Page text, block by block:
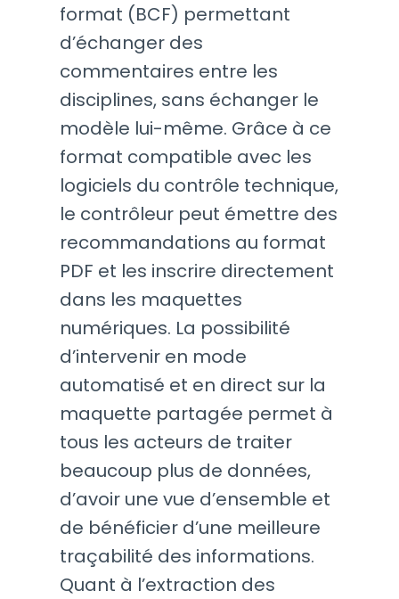
format (BCF) permettant
d’échanger des
commentaires entre les
disciplines, sans échanger le
modèle lui-même. Grâce à ce
format compatible avec les
logiciels du contrôle technique,
le contrôleur peut émettre des
recommandations au format
PDF et les inscrire directement
dans les maquettes
numériques. La possibilité
d’intervenir en mode
automatisé et en direct sur la
maquette partagée permet à
tous les acteurs de traiter
beaucoup plus de données,
d’avoir une vue d’ensemble et
de bénéficier d’une meilleure
traçabilité des informations.
Quant à l’extraction des